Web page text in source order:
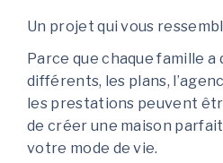
Un projet qui vous
Parce que chaque famille a
différents, les plans,
les prestations peuvent
de créer une maison
votre mode de vie.